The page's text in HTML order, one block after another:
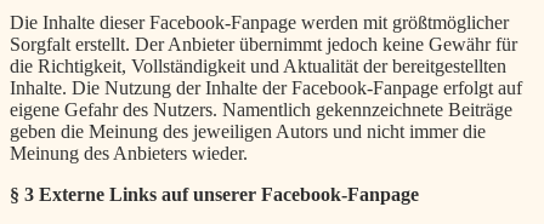
Die Inhalte dieser Facebook-Fanpage werden mit größtmöglicher
Sorgfalt erstellt. Der Anbieter übernimmt jedoch keine Gewähr für
die Richtigkeit, Vollständigkeit und Aktualität der bereitgestellten
Inhalte. Die Nutzung der Inhalte der Facebook-Fanpage erfolgt auf
eigene Gefahr des Nutzers. Namentlich gekennzeichnete Beiträge
geben die Meinung des jeweiligen Autors und nicht immer die
Meinung des Anbieters wieder.
§ 3 Externe Links auf unserer Facebook-Fanpage